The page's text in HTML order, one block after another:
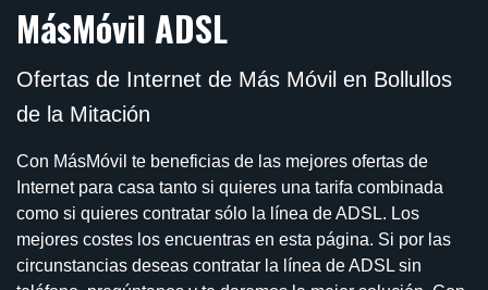
MásMóvil ADSL
Ofertas de Internet de Más Móvil en Bollullos
de la Mitación
Con MásMóvil te beneficias de las mejores ofertas de
Internet para casa tanto si quieres una tarifa combinada
como si quieres contratar sólo la línea de ADSL. Los
mejores costes los encuentras en esta página. Si por las
circunstancias deseas contratar la línea de ADSL sin